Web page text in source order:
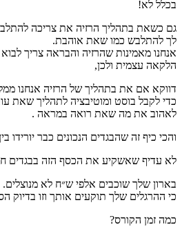
בכלל לא!
גם כשאת בתהליך הרזיה את צריכה
לך להתלבש כמו שאת אוהבת.
אנחנו מאמינות שהרזיה והבראה צריך
הלקאה עצמית ולכן,
דווקא אם את בתהליך של הרזיה אנחנו
כדי לקבל בוסט ומוטיבציה לתהליך שאת
לאהוב את מה שאת רואה במראה .
והכי כיף זה שהבגדים הנכונים כבר יורידו בין 3-5 ק״ג מהמראה
לא עדיף שאשקיע את הכסף הזה בבגדים
בארון שלך שוכבים אלפי ש״ח לא
כי ההרגלים שלך תוקעים אותך וזו בדיוק
כמה זמן הקורס?